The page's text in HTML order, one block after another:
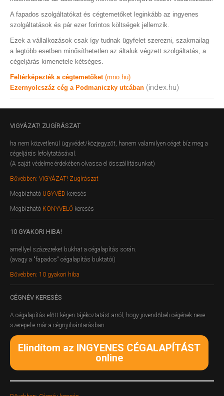
A fapados szolgáltatókat és cégtemetőket leginkább az ingyenes
szolgáltatások és pár ezer forintos költségek jellemzik.
Ezek a vállalkozások csak így tudnak ügyfelet szerezni, szakmailag
a legtöbb esetben minősíthetetlen az általuk végzett szolgáltatás, a
cégeljárás kimenetele kétséges.
Feltérképezték a cégtemetőket (mno.hu)
Ezernyolcszáz cég a Podmaniczky utcában (index.hu)
VIGYÁZAT! ZUGÍRÁSZAT
ha nem közvetlenül ügyvédet/közjegyzőt, hanem valamilyen céget bíz meg a
cégeljárás lefolytatásával.
(A saját védelme érdekében olvassa el összállításunkat)
Bővebben: VIGYÁZAT! Zugírászat
Megbízható ÜGYVÉD keresés
Megbízható KÖNYVELŐ keresés
10 GYAKORI HIBA!
amellyel százezreket bukhat a cégalapítás során.
(avagy a "fapados" cégalapítás buktatói)
Bővebben: 10 gyakori hiba
CÉGNÉV KERESÉS
A cégalapítás előtt kérjen tájékoztatást arról, hogy jövendőbeli cégének neve
szerepel-e már a cégnyilvántarásban.
Elindítom az INGYENES CÉGALAPÍTÁST
online